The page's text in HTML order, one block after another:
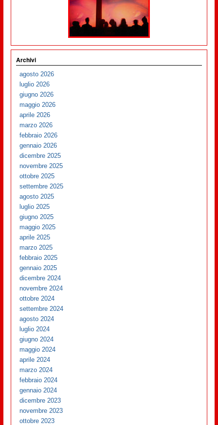
Archivi
agosto 2026
luglio 2026
giugno 2026
maggio 2026
aprile 2026
marzo 2026
febbraio 2026
gennaio 2026
dicembre 2025
novembre 2025
ottobre 2025
settembre 2025
agosto 2025
luglio 2025
giugno 2025
maggio 2025
aprile 2025
marzo 2025
febbraio 2025
gennaio 2025
dicembre 2024
novembre 2024
ottobre 2024
settembre 2024
agosto 2024
luglio 2024
giugno 2024
maggio 2024
aprile 2024
marzo 2024
febbraio 2024
gennaio 2024
dicembre 2023
novembre 2023
ottobre 2023